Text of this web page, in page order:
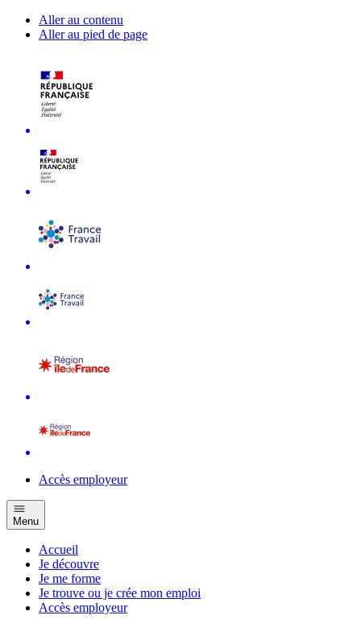
Aller au contenu
Aller au pied de page
Accès employeur
Menu
Accueil
Je découvre
Je me forme
Je trouve ou je crée mon emploi
Accès employeur